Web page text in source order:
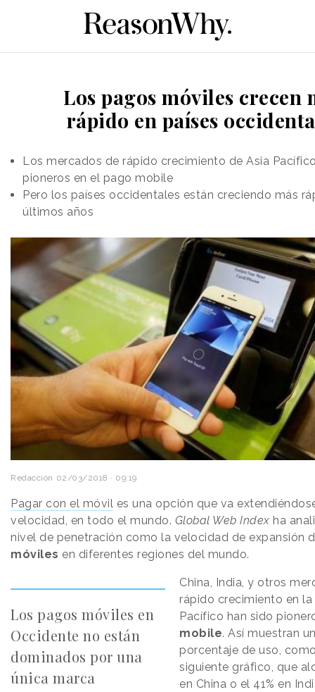
Los pagos móviles crecen
rápido en países
Los mercados de rápido crecimiento de Asia
pioneros en el pago mobile
Pero los países occidentales están creciendo más
últimos años
Redacción 02/03/2018 · 09:19
Pagar con el móvil es una opción que va
velocidad, en todo el mundo. Global Web Index ha
nivel de penetración como la velocidad de expansión
móviles en diferentes regiones del mundo.
Los pagos móviles en
Occidente no están
dominados por una
única marca
China, India, y otros
rápido crecimiento en
Pacífico han sido
mobile. Así muestran
porcentaje de uso,
siguiente gráfico, que
en China o el 41% en